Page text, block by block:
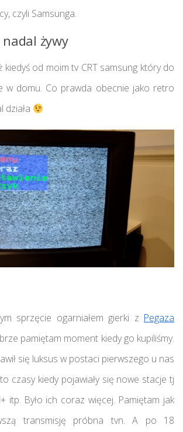
czyli Samsunga.
nadal żywy
kiedyś od moim tv CRT samsung który do
w domu. Co prawda obecnie jako retro
działa
sprzęcie ogarniałem gierki z Pegaza
pamiętam moment kiedy go kupiliśmy.
się luksus w postaci pierwszego u nas
czasy kiedy pojawiały się nowe stacje tj
itp. Było ich coraz więcej. Pamiętam jak
transmisję próbna tvn. A po 18